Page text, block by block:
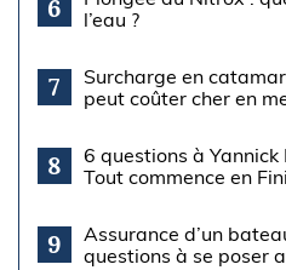
6
l’eau ?
7
Surcharge en
peut coûter cher en
8
6 questions à
Tout commence en
9
Assurance d’un
questions à se poser